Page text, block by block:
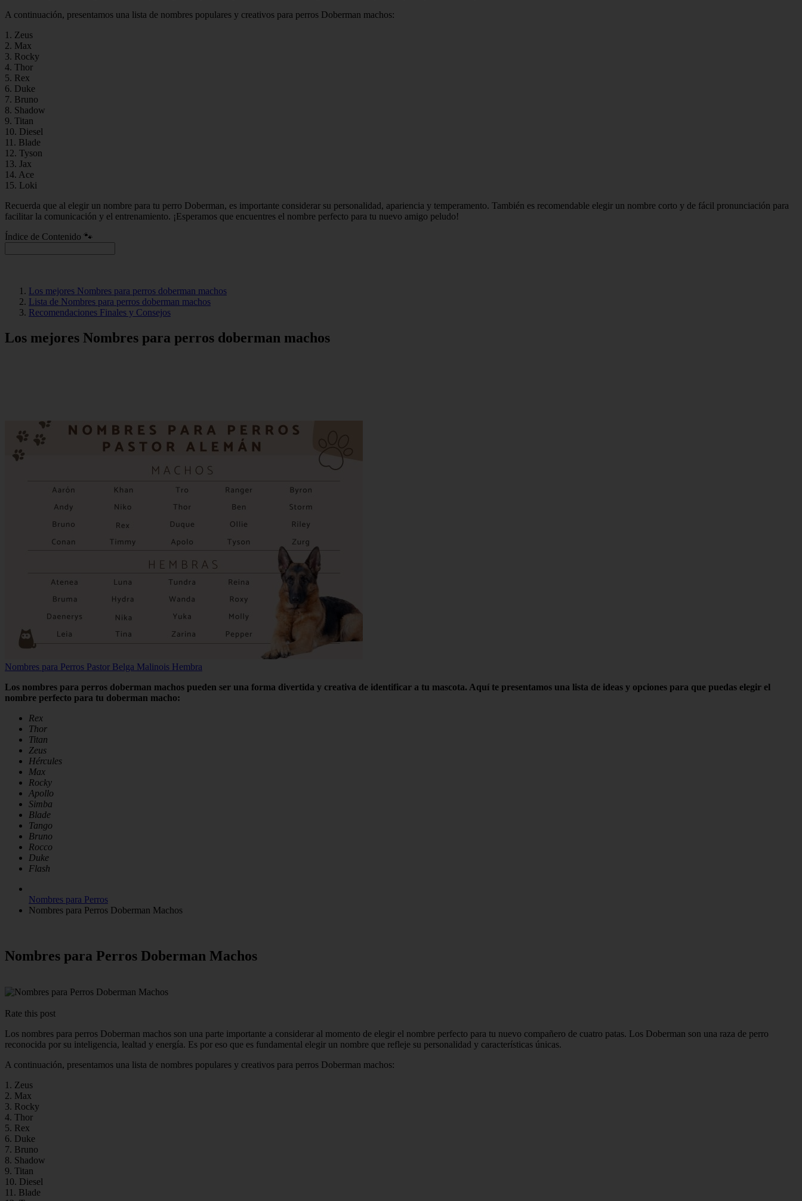
A continuación, presentamos una lista de nombres populares y creativos para perros Doberman machos:
1. Zeus
2. Max
3. Rocky
4. Thor
5. Rex
6. Duke
7. Bruno
8. Shadow
9. Titan
10. Diesel
11. Blade
12. Tyson
13. Jax
14. Ace
15. Loki
Recuerda que al elegir un nombre para tu perro Doberman, es importante considerar su personalidad, apariencia y temperamento. También es recomendable elegir un nombre corto y de fácil pronunciación para
facilitar la comunicación y el entrenamiento. ¡Esperamos que encuentres el nombre perfecto para tu nuevo amigo peludo!
Índice de Contenido 🐾
Los mejores Nombres para perros doberman machos
Lista de Nombres para perros doberman machos
Recomendaciones Finales y Consejos
Los mejores Nombres para perros doberman machos
Nombres para Perros Pastor Belga Malinois Hembra
Los nombres para perros doberman machos pueden ser una forma divertida y creativa de identificar a tu mascota. Aquí te presentamos una lista de ideas y opciones para que puedas elegir el
nombre perfecto para tu doberman macho:
Rex
Thor
Titan
Zeus
Hércules
Max
Rocky
Apollo
Simba
Blade
Tango
Bruno
Rocco
Duke
Flash
Nombres para Perros
Nombres para Perros Doberman Machos
Nombres para Perros Doberman Machos
Rate this post
Los nombres para perros Doberman machos son una parte importante a considerar al momento de elegir el nombre perfecto para tu nuevo compañero de cuatro patas. Los Doberman son una raza de perro
reconocida por su inteligencia, lealtad y energía. Es por eso que es fundamental elegir un nombre que refleje su personalidad y características únicas.
A continuación, presentamos una lista de nombres populares y creativos para perros Doberman machos:
1. Zeus
2. Max
3. Rocky
4. Thor
5. Rex
6. Duke
7. Bruno
8. Shadow
9. Titan
10. Diesel
11. Blade